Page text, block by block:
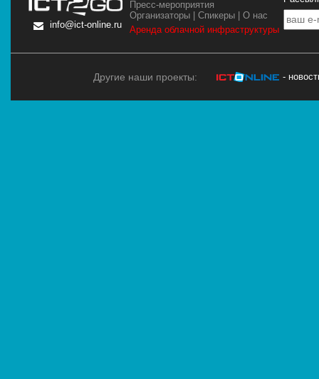
info@ict-online.ru
Пресс-мероприятия
Организаторы |Спикеры |О нас
Аренда облачной инфраструктуры
Другие наши проекты: -